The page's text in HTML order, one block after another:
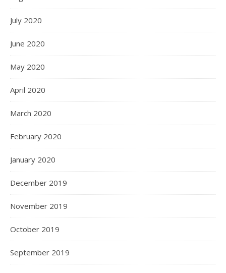
July 2020
June 2020
May 2020
April 2020
March 2020
February 2020
January 2020
December 2019
November 2019
October 2019
September 2019